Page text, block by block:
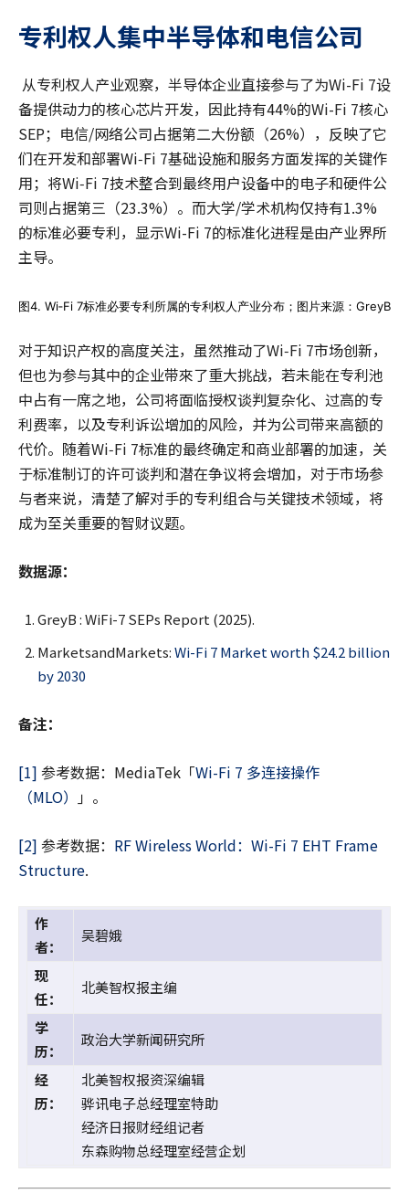
专利权人集中半导体和电信公司
从专利权人产业观察，半导体企业直接参与了为Wi-Fi 7设
备提供动力的核心芯片开发，因此持有44%的Wi-Fi 7核心
SEP；电信/网络公司占据第二大份额（26%），反映了它
们在开发和部署Wi‑Fi 7基础设施和服务方面发挥的关键作
用；将Wi‑Fi 7技术整合到最终用户设备中的电子和硬件公
司则占据第三（23.3%）。而大学/学术机构仅持有1.3%
的标准必要专利，显示Wi-Fi 7的标准化进程是由产业界所
主导。
图4. Wi‑Fi 7标准必要专利所属的专利权人产业分布；图片来源：GreyB
对于知识产权的高度关注，虽然推动了Wi‑Fi 7市场创新，
但也为参与其中的企业带來了重大挑战，若未能在专利池
中占有一席之地，公司将面临授权谈判复杂化、过高的专
利费率，以及专利诉讼增加的风险，并为公司带来高额的
代价。随着Wi‑Fi 7标准的最终确定和商业部署的加速，关
于标准制订的许可谈判和潜在争议将会增加，对于市场参
与者来说，清楚了解对手的专利组合与关键技术领域，将
成为至关重要的智财议题。
数据源：
GreyB : WiFi-7 SEPs Report (2025).
MarketsandMarkets:Wi-Fi 7 Market worth $24.2 billion
by 2030
备注：
[1] 参考数据：MediaTek「Wi-Fi 7 多连接操作
（MLO）
」。
[2] 参考数据： RF Wireless World：Wi-Fi 7 EHT Frame
Structure.
作
者：
吴碧娥
现
任：
北美智权报主编
学
历：
政治大学新闻研究所
经
历：
北美智权报资深编辑
骅讯电子总经理室特助
经济日报财经组记者
东森购物总经理室经营企划